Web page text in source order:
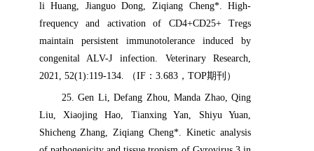
li Huang, Jianguo Dong, Ziqiang Cheng*. High-
frequency and activation of CD4+CD25+ Tregs
maintain persistent immunotolerance induced by
congenital ALV-J infection. Veterinary Research,
2021, 52(1):119-134.
（IF： 3.683， TOP期刊）
25. Gen Li, Defang Zhou, Manda Zhao, Qing
Liu, Xiaojing Hao, Tianxing Yan, Shiyu Yuan,
Shicheng Zhang, Ziqiang Cheng*. Kinetic analysis